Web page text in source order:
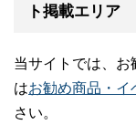
ト掲載エリア
当サイトでは、お
はお勧め商品・イ
さい。